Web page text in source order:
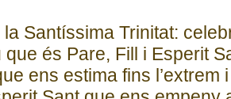
Santíssima Trinitat:
que és Pare, Fill i Esperit
ens estima fins l’extrem